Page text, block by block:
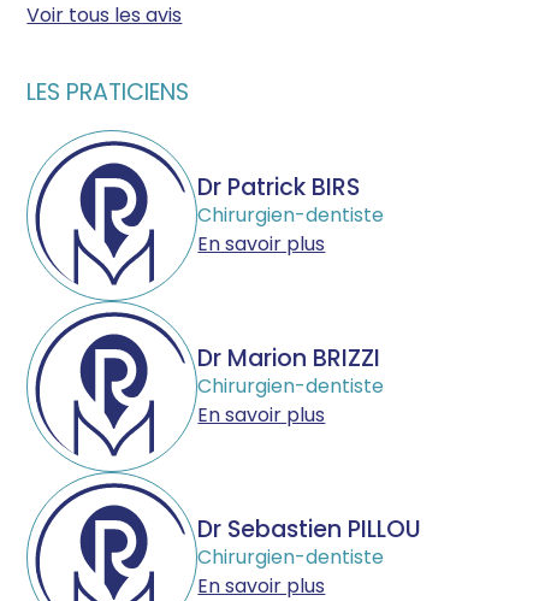
Voir tous les avis
LES PRATICIENS
Dr Patrick BIRS
Chirurgien-dentiste
En savoir plus
Dr Marion BRIZZI
Chirurgien-dentiste
En savoir plus
Dr Sebastien PILLOU
Chirurgien-dentiste
En savoir plus